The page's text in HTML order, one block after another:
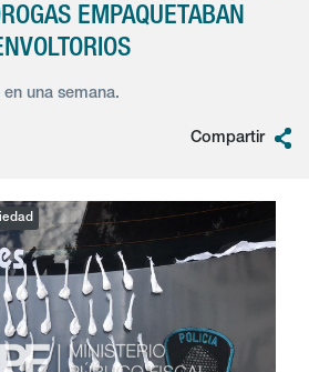
EMPAQUETABAN
una semana.
Compartir